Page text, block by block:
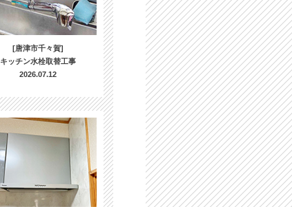
[唐津市千々賀]
キッチン水栓取替工事
2026.07.12